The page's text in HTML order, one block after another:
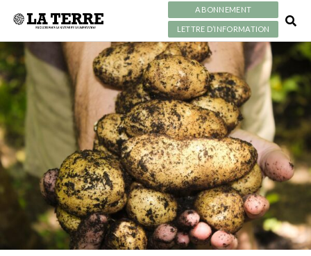
ABONNEMENT
LETTRE D’INFORMATION